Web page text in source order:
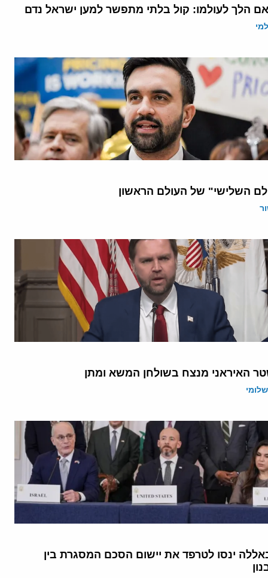
הלך לעולמו: קול בלתי מתפשר למען ישראל נדם
השלישי" של העולם הראשון
האיראני מנצח בשולחן המשא ומתן
ינסו לטרפד את יישום הסכם המסגרת בין